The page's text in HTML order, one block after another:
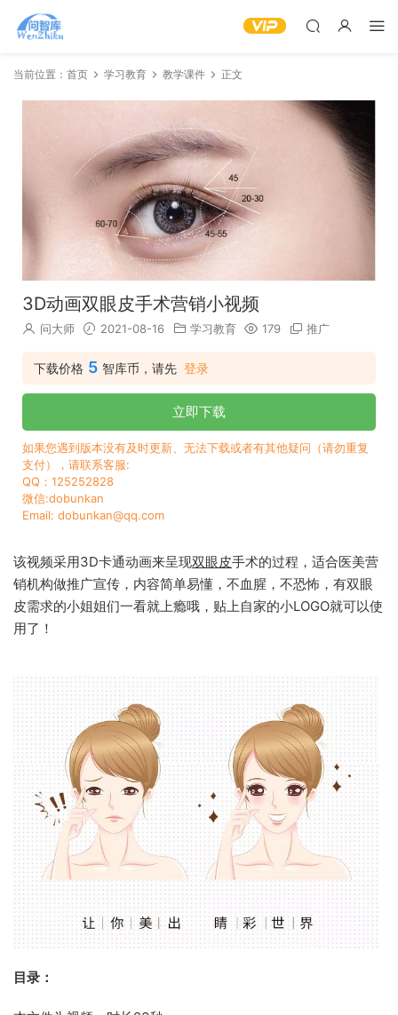
当前位置： 首页 学习教育 教学课件 正文
3D动画双眼皮手术营销小视频
问大师 2021-08-16 学习教育 179 推广
下载价格 5 智库币，请先 登录
立即下载
如果您遇到版本没有及时更新、无法下载或者有其他疑问（请勿重复
支付），请联系客服:
QQ：125252828
微信:dobunkan
Email: dobunkan@qq.com
该视频采用3D卡通动画来呈现双眼皮手术的过程，适合医美营
销机构做推广宣传，内容简单易懂，不血腥，不恐怖，有双眼
皮需求的小姐姐们一看就上瘾哦，贴上自家的小LOGO就可以使
用了！
目录：